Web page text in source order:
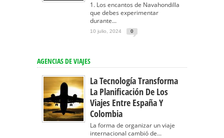
1. Los encantos de Navahondilla
que debes experimentar
durante...
10 julio, 2024 0
AGENCIAS DE VIAJES
La Tecnología Transforma
La Planificación De Los
Viajes Entre España Y
Colombia
La forma de organizar un viaje
internacional cambió de...